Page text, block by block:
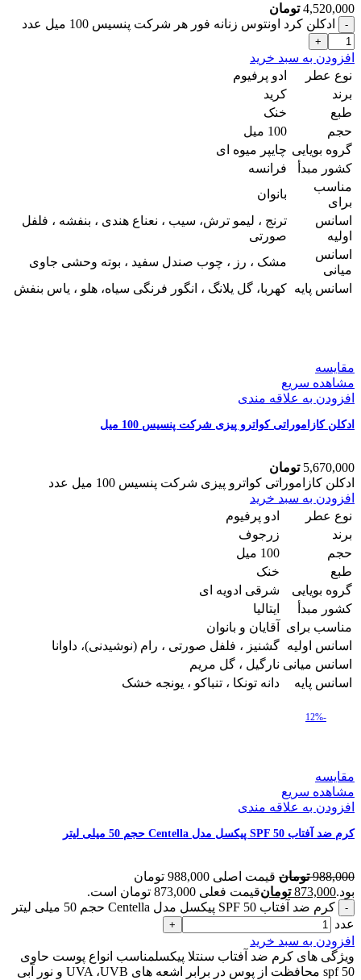
4,520,000 تومان
ادکلن کرد اونتوس زنانه فور هر شرکت پنسیس 100 میل عدد
افزودن به سبد خرید
نوع عطر
ادو پرفیوم
برند
کرید
طبع
خنک
حجم
100 میل
گروه بویایی چایپر میوه ای
کشور مبدأ
فرانسه
مناسب
برای
بانوان
اسانس
اولیه
ترنج ، لیمو ترش، سیب ، نعناع هندی ، بنفشه ، فلفل
صورتی
اسانس
میانی
مشک ، رز ، چوب صندل سفید ، بوته وحشی جاوی
اسانس پایه کهربا، گل یلانگ ، انگور فرنگی سیاه، هلو ، یاس بنفش
مقایسه
مشاهده سریع
افزودن به علاقه مندی
ادکلن کازاموراتی کواترو پیزی شرکت پنسیس 100 میل
5,670,000 تومان
ادکلن کازاموراتی کواترو پیزی شرکت پنسیس 100 میل عدد
افزودن به سبد خرید
نوع عطر
ادو پرفیوم
برند
زرجوف
حجم
100 میل
طبع
خنک
گروه بویایی
شرقی ادویه ای
کشور مبدأ
ایتالیا
مناسب برای
آقایان و بانوان
اسانس اولیه گشنیز ، فلفل صورتی ، رام (نوشیدنی)، داوانا
اسانس میانی نارگیل ، گل مریم
اسانس پایه
دانه تونکا ، تنباکو ، یونجه خشک
-12%
مقایسه
مشاهده سریع
افزودن به علاقه مندی
کرم ضد آفتاب SPF 50 پیکسل مدل Centella حجم 50 میلی لیتر
988,000 تومان
قیمت اصلی 988,000 تومان
بود.873,000 تومانقیمت فعلی 873,000 تومان است.
کرم ضد آفتاب SPF 50 پیکسل مدل Centella حجم 50 میلی لیتر
عدد
افزودن به سبد خرید
ویژگی های کرم ضد آفتاب سنتلا پیکسلمناسب انواع پوست حاوی
spf 50 محافظت از پوس در برابر اشعه های UVA ،UVB و نور آبی